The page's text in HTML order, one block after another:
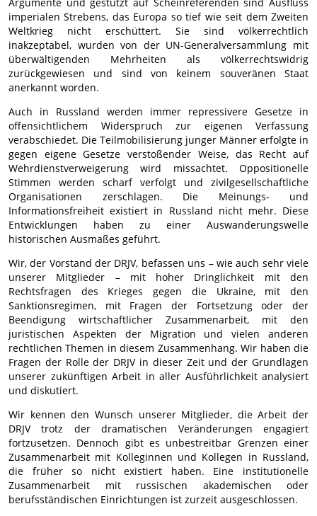
Argumente und gestützt auf Scheinreferenden sind Ausfluss
imperialen Strebens, das Europa so tief wie seit dem Zweiten
Weltkrieg nicht erschüttert. Sie sind völkerrechtlich
inakzeptabel, wurden von der UN-Generalversammlung mit
überwältigenden Mehrheiten als völkerrechtswidrig
zurückgewiesen und sind von keinem souveränen Staat
anerkannt worden.
Auch in Russland werden immer repressivere Gesetze in
offensichtlichem Widerspruch zur eigenen Verfassung
verabschiedet. Die Teilmobilisierung junger Männer erfolgte in
gegen eigene Gesetze verstoßender Weise, das Recht auf
Wehrdienstverweigerung wird missachtet. Oppositionelle
Stimmen werden scharf verfolgt und zivilgesellschaftliche
Organisationen zerschlagen. Die Meinungs- und
Informationsfreiheit existiert in Russland nicht mehr. Diese
Entwicklungen haben zu einer Auswanderungswelle
historischen Ausmaßes geführt.
Wir, der Vorstand der DRJV, befassen uns – wie auch sehr viele
unserer Mitglieder – mit hoher Dringlichkeit mit den
Rechtsfragen des Krieges gegen die Ukraine, mit den
Sanktionsregimen, mit Fragen der Fortsetzung oder der
Beendigung wirtschaftlicher Zusammenarbeit, mit den
juristischen Aspekten der Migration und vielen anderen
rechtlichen Themen in diesem Zusammenhang. Wir haben die
Fragen der Rolle der DRJV in dieser Zeit und der Grundlagen
unserer zukünftigen Arbeit in aller Ausführlichkeit analysiert
und diskutiert.
Wir kennen den Wunsch unserer Mitglieder, die Arbeit der
DRJV trotz der dramatischen Veränderungen engagiert
fortzusetzen. Dennoch gibt es unbestreitbar Grenzen einer
Zusammenarbeit mit Kolleginnen und Kollegen in Russland,
die früher so nicht existiert haben. Eine institutionelle
Zusammenarbeit mit russischen akademischen oder
berufsständischen Einrichtungen ist zurzeit ausgeschlossen.